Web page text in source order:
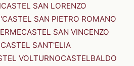
CASTEL SAN LORENZO
CASTEL SAN PIETRO ROMANO
CASTEL SAN VINCENZO
CASTEL SANT'ELIA
VOLTURNOCASTELBALDO